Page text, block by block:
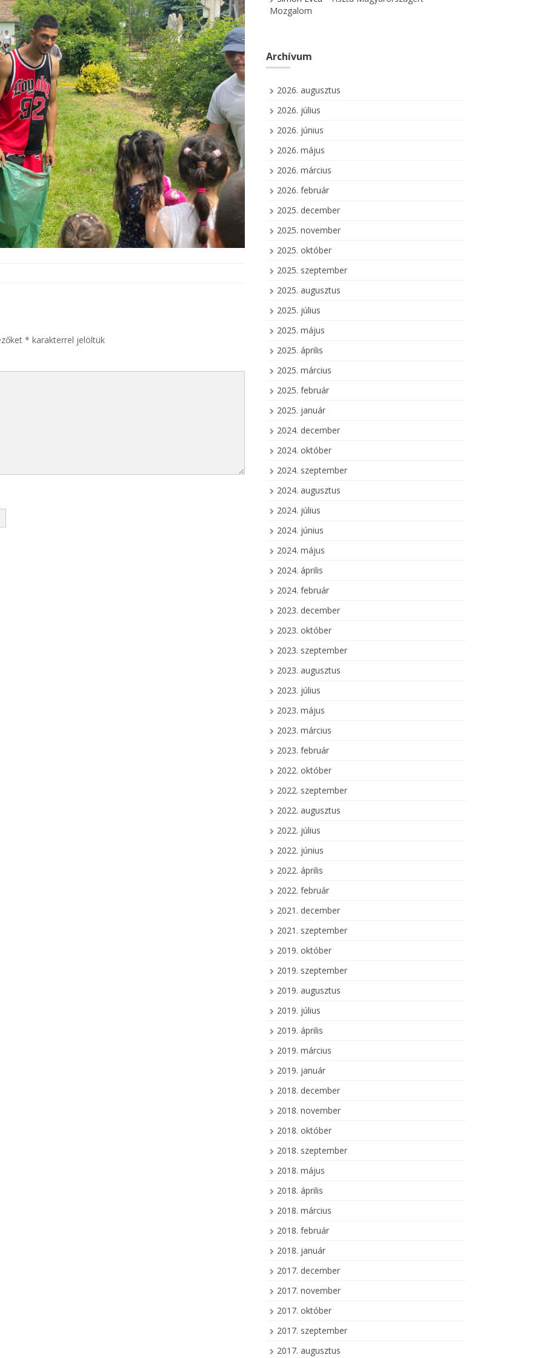
* karakterrel jelöltük
Mozgalom
Archívum
2026. augusztus
2026. július
2026. június
2026. május
2026. március
2026. február
2025. december
2025. november
2025. október
2025. szeptember
2025. augusztus
2025. július
2025. május
2025. április
2025. március
2025. február
2025. január
2024. december
2024. október
2024. szeptember
2024. augusztus
2024. július
2024. június
2024. május
2024. április
2024. február
2023. december
2023. október
2023. szeptember
2023. augusztus
2023. július
2023. május
2023. március
2023. február
2022. október
2022. szeptember
2022. augusztus
2022. július
2022. június
2022. április
2022. február
2021. december
2021. szeptember
2019. október
2019. szeptember
2019. augusztus
2019. július
2019. április
2019. március
2019. január
2018. december
2018. november
2018. október
2018. szeptember
2018. május
2018. április
2018. március
2018. február
2018. január
2017. december
2017. november
2017. október
2017. szeptember
2017. augusztus